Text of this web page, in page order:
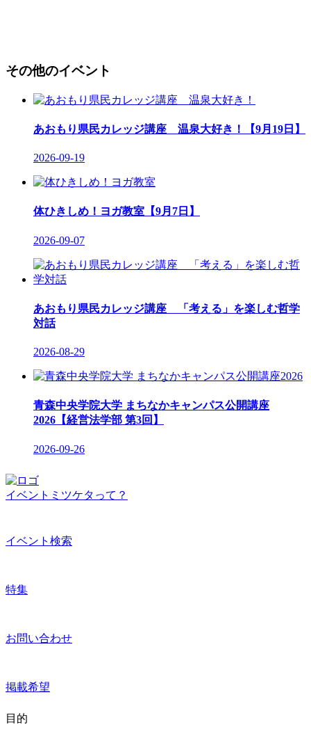
その他のイベント
あおもり県民カレッジ講座 温泉大好き！【9月19日】
2026-09-19
体ひきしめ！ヨガ教室【9月7日】
2026-09-07
あおもり県民カレッジ講座 「考える」を楽しむ哲学
対話
2026-08-29
青森中央学院大学 まちなかキャンパス公開講座
2026【経営法学部 第3回】
2026-09-26
イベントミツケタって？
イベント検索
特集
お問い合わせ
掲載希望
目的